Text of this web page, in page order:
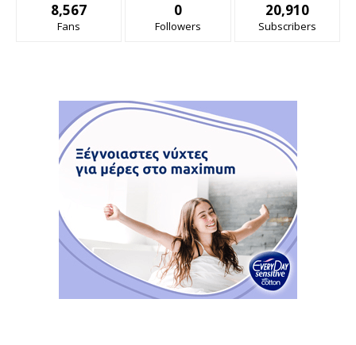
8,567
Fans
0
Followers
20,910
Subscribers